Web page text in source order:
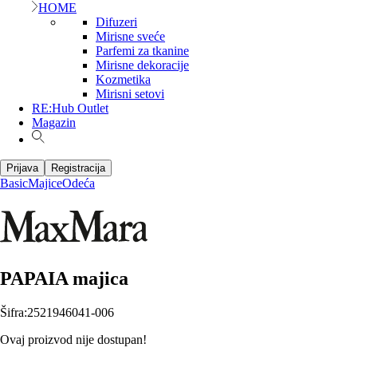
HOME
Difuzeri
Mirisne sveće
Parfemi za tkanine
Mirisne dekoracije
Kozmetika
Mirisni setovi
RE:Hub Outlet
Magazin
Prijava Registracija
BasicMajiceOdeća
PAPAIA majica
Šifra:2521946041-006
Ovaj proizvod nije dostupan!